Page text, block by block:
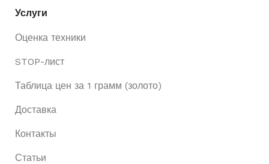
Услуги
Оценка техники
STOP-лист
Таблица цен за 1 грамм (золото)
Доставка
Контакты
Статьи